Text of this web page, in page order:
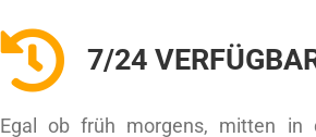
7/24
Egal ob früh morgens, mitten in